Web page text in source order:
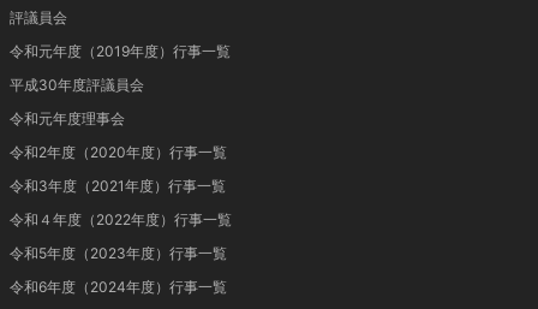
評議員会
令和元年度（2019年度）行事一覧
平成30年度評議員会
令和元年度理事会
令和2年度（2020年度）行事一覧
令和3年度（2021年度）行事一覧
令和４年度（2022年度）行事一覧
令和5年度（2023年度）行事一覧
令和6年度（2024年度）行事一覧